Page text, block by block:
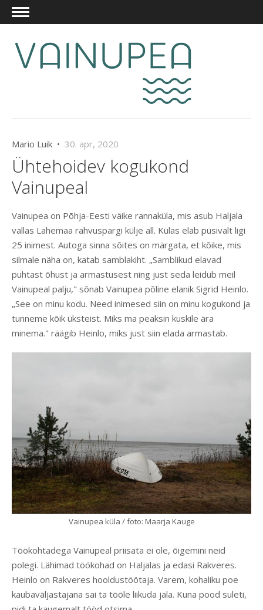
Mario Luik • 30. apr, 2020
Ühtehoidev kogukond
Vainupeal
Vainupea on Põhja-Eesti väike rannaküla, mis asub Haljala
vallas Lahemaa rahvuspargi külje all. Külas elab püsivalt ligi
25 inimest. Autoga sinna sõites on märgata, et kõike, mis
silmale näha on, katab samblakiht. „Samblikud elavad
puhtast õhust ja armastusest ning just seda leidub meil
Vainupeal palju," sõnab Vainupea põline elanik Sigrid Heinlo.
„See on minu kodu. Need inimesed siin on minu kogukond ja
tunneme kõik üksteist. Miks ma peaksin kuskile ära
minema." räägib Heinlo, miks just siin elada armastab.
Vainupea küla / foto: Maarja Kauge
Töökohtadega Vainupeal priisata ei ole, õigemini neid
polegi. Lähimad töökohad on Haljalas ja edasi Rakveres.
Heinlo on Rakveres hooldustöötaja. Varem, kohaliku poe
kaubaväljastajana sai ta tööle liikuda jala. Kuna pood suleti,